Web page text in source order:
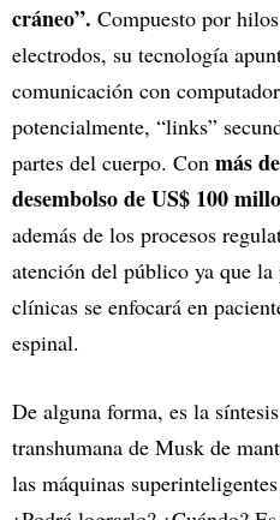
cráneo”. Compuesto por
electrodos, su tecnología
comunicación con
potencialmente, “links”
partes del cuerpo. Con más
desembolso de US$ 100
además de los procesos
atención del público ya que
clínicas se enfocará en
espinal.
De alguna forma, es la
transhumana de Musk de
las máquinas